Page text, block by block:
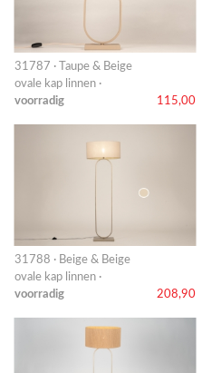
31787 · Taupe & Beige
ovale kap linnen ·
voorradig
115,00
31788 · Beige & Beige
ovale kap linnen ·
voorradig
208,90